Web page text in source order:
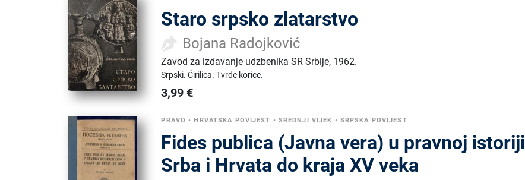
Staro srpsko zlatarstvo
Bojana Radojković
Zavod za izdavanje udzbenika SR Srbije, 1962.
Srpski.Ćirilica.Tvrde korice.
3,99 €
PRAVO •HRVATSKA POVIJEST • SREDNJI VIJEK • SRPSKA POVIJEST
Fides publica (Javna vera) u pravnoj istoriji
Srba i Hrvata do kraja XV veka